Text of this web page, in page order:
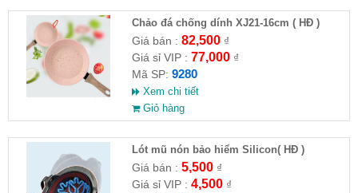
Chảo đá chống dính XJ21-16cm ( HĐ )
Giá bán : 82,500₫
Giá sỉ VIP : 77,000₫
Mã SP: 9280
Xem chi tiết
Giỏ hàng
Lót mũ nón bảo hiểm Silicon( HĐ )
Giá bán : 5,500₫
Giá sỉ VIP : 4,500₫